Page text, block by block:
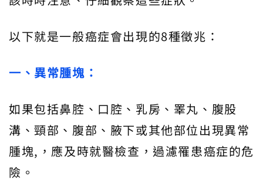
以下就是一般癌症會出現的8種徵兆：
一 、 異常腫塊：
如果包括鼻腔、口腔、乳房、睪丸、腹股
溝、頸部、腹部、腋下或其他部位出現異常
腫塊,，應及時就醫檢查，過濾罹患癌症的危
險。